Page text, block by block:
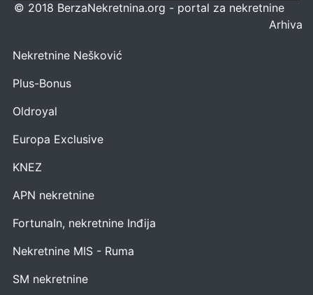
© 2018 BerzaNekretnina.org - portal za nekretnine
Arhiva
Nekretnine Nešković
Plus-Bonus
Oldroyal
Europa Exclusive
KNEZ
APN nekretnine
FortunaIn, nekretnine Inđija
Nekretnine MIS - Ruma
SM nekretnine